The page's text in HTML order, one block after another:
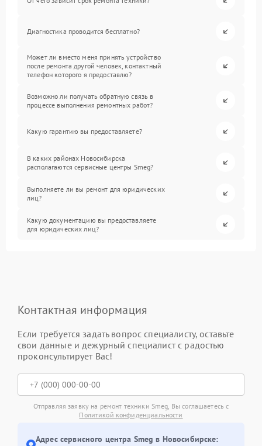
Диагностика проводится бесплатно?
Может ли вместо меня принять устройство
после ремонта другой человек, контактный
телефон которого я предоставлю?
Возможно ли получать обратную связь в
процессе выполнения ремонтных работ?
Какую гарантию вы предоставляете?
В каких районах Новосибирска
располагаются сервисные центры Smeg?
Выполняете ли вы ремонт для юридических
лиц?
Какую документацию вы предоставляете
для юридических лиц?
Контактная информация
Если требуется задать вопрос специалисту, оставьте
свои данные и дежурный специалист с радостью
проконсультирует Вас!
Отправляя заявку на ремонт техники Smeg, Вы соглашаетесь с
Политикой конфиденциальности
Адрес сервисного центра Smeg в Новосибирске: